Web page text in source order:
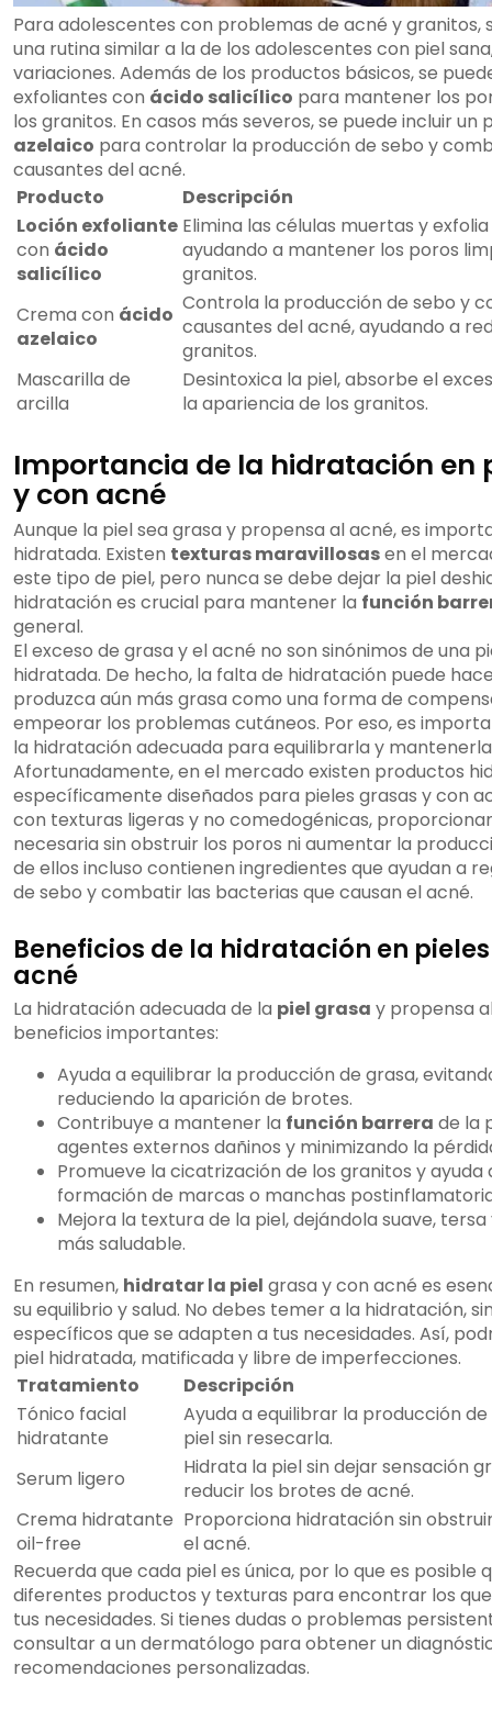
Para adolescentes con problemas de acné y granitos,
una rutina similar a la de los adolescentes con piel
variaciones. Además de los productos básicos, se
exfoliantes con ácido salicílico para mantener los
los granitos. En casos más severos, se puede incluir
azelaico para controlar la producción de sebo y
causantes del acné.
Producto
Descripción
Loción exfoliante
con ácido
salicílico
Elimina las células muertas y
ayudando a mantener los poros
granitos.
Crema con ácido
azelaico
Controla la producción de sebo y
causantes del acné, ayudando a
granitos.
Mascarilla de
arcilla
Desintoxica la piel, absorbe el
la apariencia de los granitos.
Importancia de la hidratación en
y con acné
Aunque la piel sea grasa y propensa al acné, es
hidratada. Existen texturas maravillosasen el
este tipo de piel, pero nunca se debe dejar la piel
hidratación es crucial para mantener la función
general.
El exceso de grasa y el acné no son sinónimos de una
hidratada. De hecho, la falta de hidratación puede
produzca aún más grasa como una forma de
empeorar los problemas cutáneos. Por eso, es
la hidratación adecuada para equilibrarla y
Afortunadamente, en el mercado existen productos
específicamente diseñados para pieles grasas y con
con texturas ligeras y no comedogénicas,
necesaria sin obstruir los poros ni aumentar la
de ellos incluso contienen ingredientes que ayudan a
de sebo y combatir las bacterias que causan el acné.
Beneficios de la hidratación en
acné
La hidratación adecuada de la piel grasa y propensa
beneficios importantes:
Ayuda a equilibrar la producción de grasa,
reduciendo la aparición de brotes.
Contribuye a mantener la función barrera de la
agentes externos dañinos y minimizando la
Promueve la cicatrización de los granitos y ayuda
formación de marcas o manchas
Mejora la textura de la piel, dejándola suave,
más saludable.
En resumen, hidratar la piel grasa y con acné es
su equilibrio y salud. No debes temer a la hidratación,
específicos que se adapten a tus necesidades. Así,
piel hidratada, matificada y libre de imperfecciones.
Tratamiento
Descripción
Tónico facial
hidratante
Ayuda a equilibrar la producción
piel sin resecarla.
Serum ligero
Hidrata la piel sin dejar sensación
reducir los brotes de acné.
Crema hidratante
oil-free
Proporciona hidratación sin
el acné.
Recuerda que cada piel es única, por lo que es posible
diferentes productos y texturas para encontrar los
tus necesidades. Si tienes dudas o problemas
consultar a un dermatólogo para obtener un
recomendaciones personalizadas.